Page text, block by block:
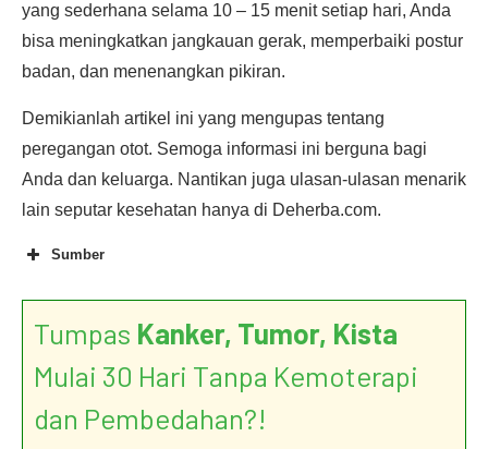
yang sederhana selama 10 – 15 menit setiap hari, Anda
bisa meningkatkan jangkauan gerak, memperbaiki postur
badan, dan menenangkan pikiran.
Demikianlah artikel ini yang mengupas tentang
peregangan otot. Semoga informasi ini berguna bagi
Anda dan keluarga. Nantikan juga ulasan-ulasan menarik
lain seputar kesehatan hanya di Deherba.com.
Sumber
Tumpas Kanker, Tumor, Kista
Mulai 30 Hari Tanpa Kemoterapi
dan Pembedahan?!